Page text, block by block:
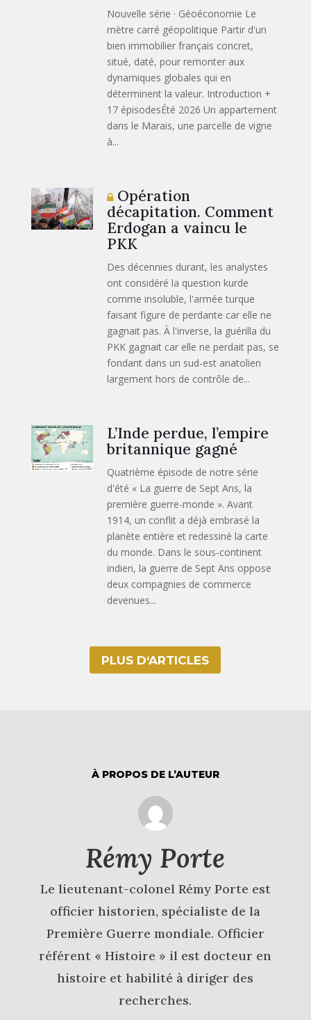
Nouvelle série · Géoéconomie Le
mètre carré géopolitique Partir d'un
bien immobilier français concret,
situé, daté, pour remonter aux
dynamiques globales qui en
déterminent la valeur. Introduction +
17 épisodesÉté 2026 Un appartement
dans le Marais, une parcelle de vigne
à...
Opération
décapitation. Comment
Erdogan a vaincu le
PKK
Des décennies durant, les analystes
ont considéré la question kurde
comme insoluble, l'armée turque
faisant figure de perdante car elle ne
gagnait pas. À l'inverse, la guérilla du
PKK gagnait car elle ne perdait pas, se
fondant dans un sud-est anatolien
largement hors de contrôle de...
L’Inde perdue, l’empire
britannique gagné
Quatrième épisode de notre série
d'été « La guerre de Sept Ans, la
première guerre-monde ». Avant
1914, un conflit a déjà embrasé la
planète entière et redessiné la carte
du monde. Dans le sous-continent
indien, la guerre de Sept Ans oppose
deux compagnies de commerce
devenues...
PLUS D‘ARTICLES
À PROPOS DE L’AUTEUR
Rémy Porte
Le lieutenant-colonel Rémy Porte est
officier historien, spécialiste de la
Première Guerre mondiale. Officier
référent « Histoire » il est docteur en
histoire et habilité à diriger des
recherches.